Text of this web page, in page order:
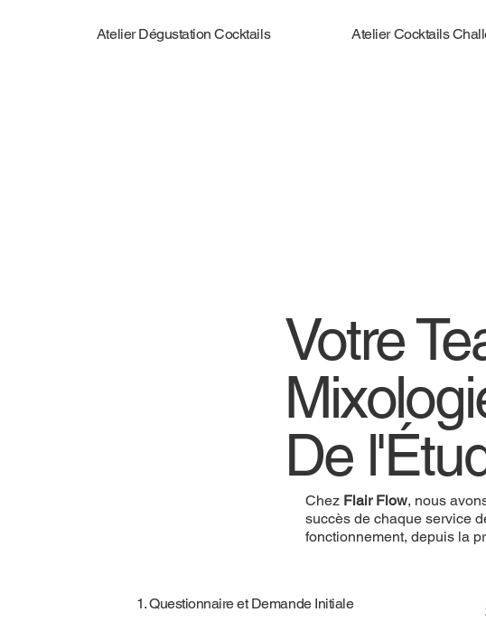
Atelier Dégustation Cocktails Atelier Cocktails
Votre
De
Chez Flair Flow, nous
succès de chaque service
fonctionnement, depuis la
1. Questionnaire et Demande Initiale